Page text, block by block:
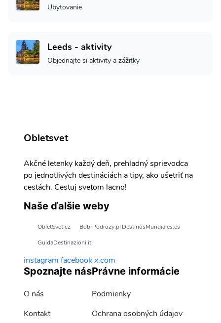
Ubytovanie
Leeds - aktivity
Objednajte si aktivity a zážitky
Obletsvet
Akčné letenky každý deň, prehľadný sprievodca
po jednotlivých destináciách a tipy, ako ušetriť na
cestách. Cestuj svetom lacno!
Naše ďalšie weby
ObletSvet.cz BobrPodrozy.pl DestinosMundiales.es
GuidaDestinazioni.it
instagram facebookx.com
Spoznajte nás
O nás
Kontakt
Právne informácie
Podmienky
Ochrana osobných údajov